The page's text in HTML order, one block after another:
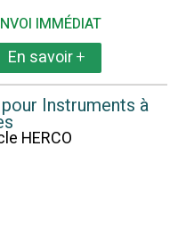
IMMÉDIAT
En savoir+
Instruments à
HERCO